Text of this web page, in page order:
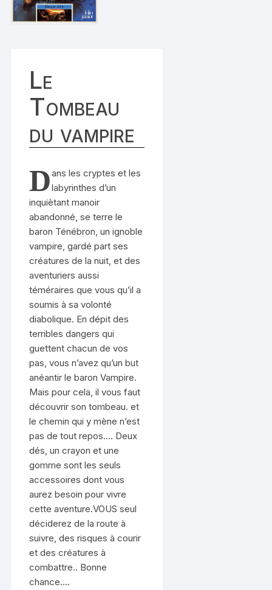
Le
Tombeau
du vampire
Dans les cryptes et les
labyrinthes d’un
inquiètant manoir
abandonné, se terre le
baron Ténébron, un ignoble
vampire, gardé part ses
créatures de la nuit, et des
aventuriers aussi
téméraires que vous qu’il a
soumis à sa volonté
diabolique. En dépit des
terribles dangers qui
guettent chacun de vos
pas, vous n’avez qu’un but
anéantir le baron Vampire.
Mais pour cela, il vous faut
découvrir son tombeau. et
le chemin qui y mène n’est
pas de tout repos…. Deux
dés, un crayon et une
gomme sont les seuls
accessoires dont vous
aurez besoin pour vivre
cette aventure.VOUS seul
déciderez de la route à
suivre, des risques à courir
et des créatures à
combattre.. Bonne
chance….